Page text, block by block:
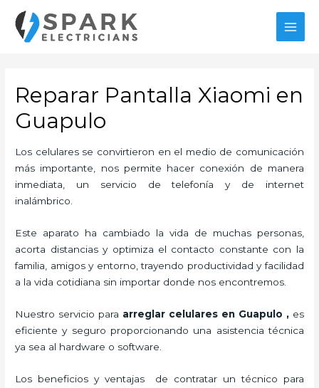
contenido
Reparar Pantalla Xiaomi en
Guapulo
Los celulares se convirtieron en el medio de comunicación
más importante, nos permite hacer conexión de manera
inmediata, un servicio de telefonía y de internet
inalámbrico.
Este aparato ha cambiado la vida de muchas personas,
acorta distancias y optimiza el contacto constante con la
familia, amigos y entorno, trayendo productividad y facilidad
a la vida cotidiana sin importar donde nos encontremos.
Nuestro servicio para arreglar celulares en Guapulo ,es
eficiente y seguro proporcionando una asistencia técnica
ya sea al hardware o software.
Los beneficios y ventajas de contratar un técnico para